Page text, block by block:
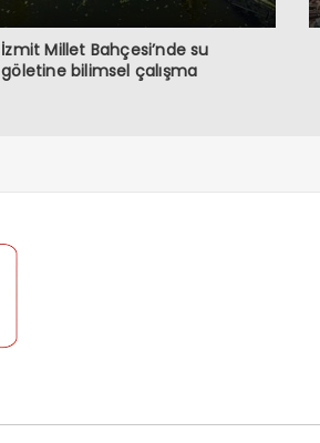
İzmit Millet Bahçesi’nde su
göletine bilimsel çalışma